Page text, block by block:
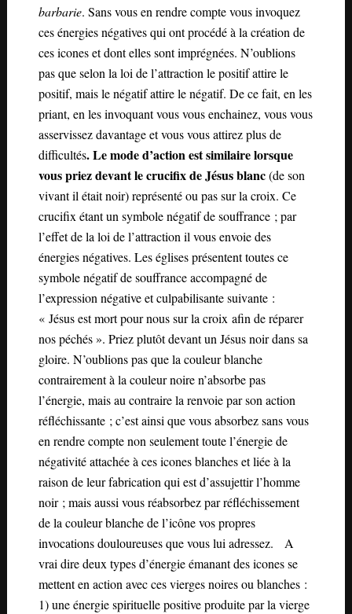
barbarie. Sans vous en rendre compte vous invoquez
ces énergies négatives qui ont procédé à la création de
ces icones et dont elles sont imprégnées. N’oublions
pas que selon la loi de l’attraction le positif attire le
positif, mais le négatif attire le négatif. De ce fait, en les
priant, en les invoquant vous vous enchainez, vous vous
asservissez davantage et vous vous attirez plus de
difficultés. Le mode d’action est similaire lorsque
vous priez devant le crucifix de Jésus blanc(de son
vivant il était noir) représenté ou pas sur la croix. Ce
crucifix étant un symbole négatif de souffrance ; par
l’effet de la loi de l’attraction il vous envoie des
énergies négatives. Les églises présentent toutes ce
symbole négatif de souffrance accompagné de
l’expression négative et culpabilisante suivante :
« Jésus est mort pour nous sur la croix afin de réparer
nos péchés ». Priez plutôt devant un Jésus noir dans sa
gloire. N’oublions pas que la couleur blanche
contrairement à la couleur noire n’absorbe pas
l’énergie, mais au contraire la renvoie par son action
réfléchissante ; c’est ainsi que vous absorbez sans vous
en rendre compte non seulement toute l’énergie de
négativité attachée à ces icones blanches et liée à la
raison de leur fabrication qui est d’assujettir l’homme
noir ; mais aussi vous réabsorbez par réfléchissement
de la couleur blanche de l’icône vos propres
invocations douloureuses que vous lui adressez. A
vrai dire deux types d’énergie émanant des icones se
mettent en action avec ces vierges noires ou blanches :
1) une énergie spirituelle positive produite par la vierge